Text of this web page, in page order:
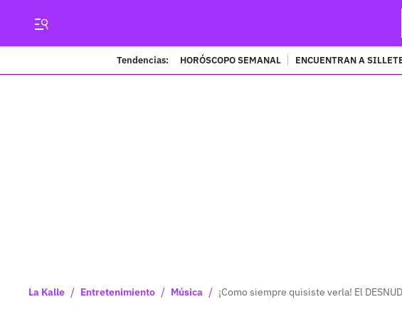
Tendencias: HORÓSCOPO SEMANAL ENCUENTRAN A
La Kalle / Entretenimiento / Música / ¡Como siempre quisiste verla! El